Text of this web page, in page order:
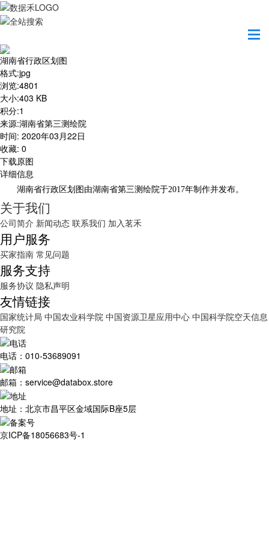
湖南省行政区划图
格式:jpg
浏览:4801
大小:403 KB
积分:1
来源:湖南省第三测绘院
时间: 2020年03月22日
收藏: 0
下载原图
详细信息
湖南省行政区划图由湖南省第三测绘院于2017年制作并发布。
关于我们
公司简介 新闻动态 联系我们 加入茗禾
用户服务
买家指南 常见问题
服务支持
服务协议 隐私声明
友情链接
国家统计局 中国农业科学院 中国资源卫星应用中心 中国科学院空天信息
研究院
电话：010-53689091
邮箱：service@databox.store
地址：北京市昌平区金域国际B座5层
京ICP备18056683号-1